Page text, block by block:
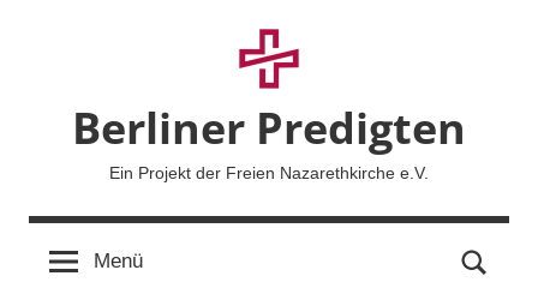
Berliner Predigten
Ein Projekt der Freien Nazarethkirche e.V.
Menü